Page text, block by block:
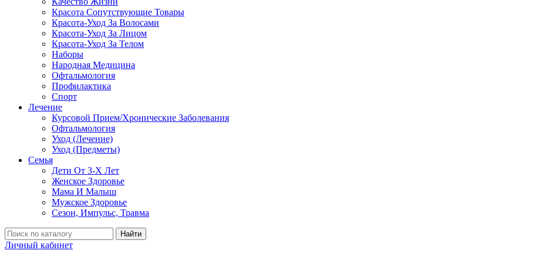
Красота Сопутствующие Товары
Красота-Уход За Волосами
Красота-Уход За Лицом
Красота-Уход За Телом
Наборы
Народная Медицина
Офтальмология
Профилактика
Спорт
Лечение
Курсовой Прием/Хронические Заболевания
Офтальмология
Уход (Лечение)
Уход (Предметы)
Семья
Дети От 3-Х Лет
Женское Здоровье
Мама И Малыш
Мужское Здоровье
Сезон, Импульс, Травма
Найти
Личный кабинет